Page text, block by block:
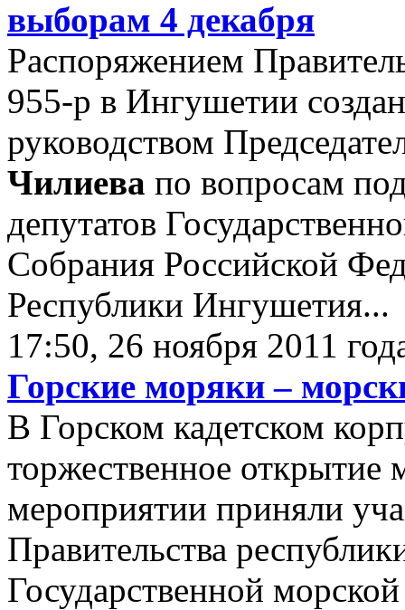
выборам 4 декабря
Распоряжением
955-р в Ингушетии
руководством
Чилиева по вопросам
депутатов
Собрания Российской
Республики
17:50, 26 ноября 2011
Горские моряки –
В Горском кадетском
торжественное открытие
мероприятии приняли
Правительства
Государственной